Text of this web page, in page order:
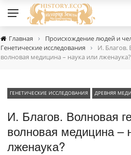
Главная › Происхождение людей и
Генетические исследования ›
И. Благов.
волновая медицина – наука или лженаука?
ГЕНЕТИЧЕСКИЕ ИССЛЕДОВАНИЯ ДРЕВНЯЯ
И. Благов. Волновая
волновая медицина –
лженаука?